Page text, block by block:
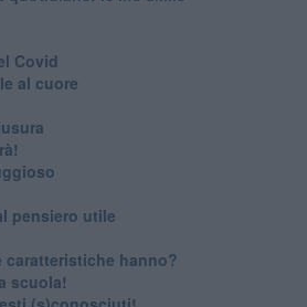
Covid
al cuore
pensiero utile
caratteristiche hanno?
scuola!